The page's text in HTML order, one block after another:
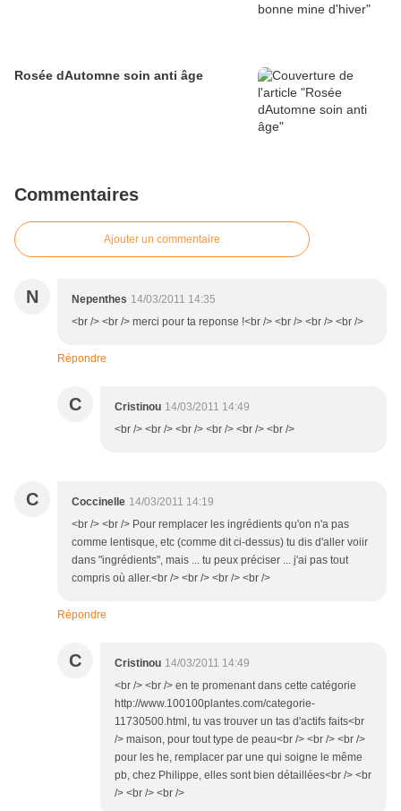
Rosée dAutomne soin anti âge
Commentaires
Ajouter un commentaire
N Nepenthes 14/03/2011 14:35
<br /> <br /> merci pour ta reponse !<br /> <br /> <br /> <br />
Répondre
C Cristinou 14/03/2011 14:49
<br /> <br /> <br /> <br /> <br /> <br />
C Coccinelle 14/03/2011 14:19
<br /> <br /> Pour remplacer les ingrédients qu'on n'a pas
comme lentisque, etc (comme dit ci-dessus) tu dis d'aller voiir
dans "ingrédients", mais ... tu peux préciser ... j'ai pas tout
compris où aller.<br /> <br /> <br /> <br />
Répondre
C Cristinou 14/03/2011 14:49
<br /> <br /> en te promenant dans cette catégorie
http://www.100100plantes.com/categorie-
11730500.html, tu vas trouver un tas d'actifs faits<br
/> maison, pour tout type de peau<br /> <br /> <br />
pour les he, remplacer par une qui soigne le même
pb, chez Philippe, elles sont bien détaillées<br /> <br
/> <br /> <br />